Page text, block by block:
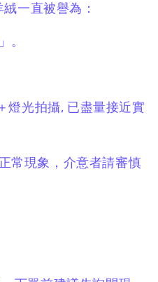
一直被譽為：
。
燈光拍攝, 已盡量接近實
常現象，介意者請審慎